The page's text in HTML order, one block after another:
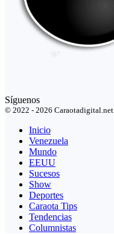
Síguenos
© 2022 - 2026
Inicio
Venezuela
Mundo
EEUU
Sucesos
Show
Deportes
Caraota Tips
Tendencias
Columnistas